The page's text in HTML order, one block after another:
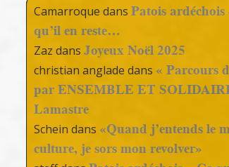
Camarroque dansPatois ardéchois
qu’il en reste…
Zaz dansJoyeux Noël 2025
christian anglade dans « Parcours
par ENSEMBLE ET
Lamastre
Schein dans«Quand j’entends le
culture, je sors mon revolver»